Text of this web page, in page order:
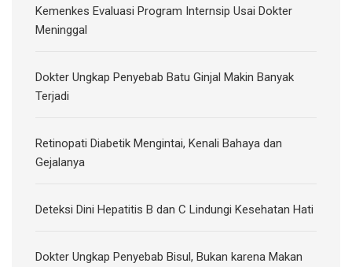
Kemenkes Evaluasi Program Internsip Usai Dokter
Meninggal
Dokter Ungkap Penyebab Batu Ginjal Makin Banyak
Terjadi
Retinopati Diabetik Mengintai, Kenali Bahaya dan
Gejalanya
Deteksi Dini Hepatitis B dan C Lindungi Kesehatan Hati
Dokter Ungkap Penyebab Bisul, Bukan karena Makan